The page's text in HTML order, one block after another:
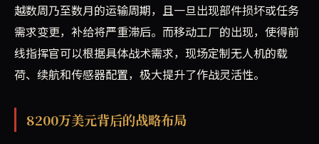
越数周乃至数月的运输周期，且一旦出现部件损坏或任务
需求变更，补给将严重滞后。而移动工厂的出现，使得前
线指挥官可以根据具体战术需求，现场定制无人机的载
荷、续航和传感器配置，极大提升了作战灵活性。
8200万美元背后的战略布局